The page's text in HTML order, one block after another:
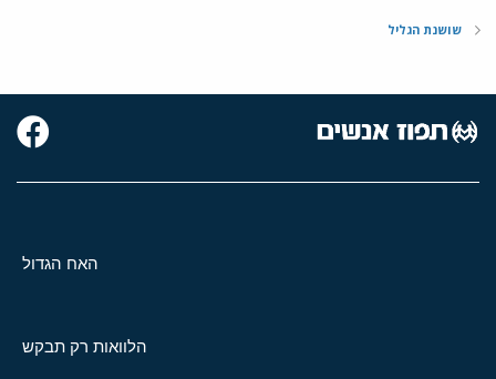
שושנת הגליל
האח הגדול
הלוואות רק תבקש